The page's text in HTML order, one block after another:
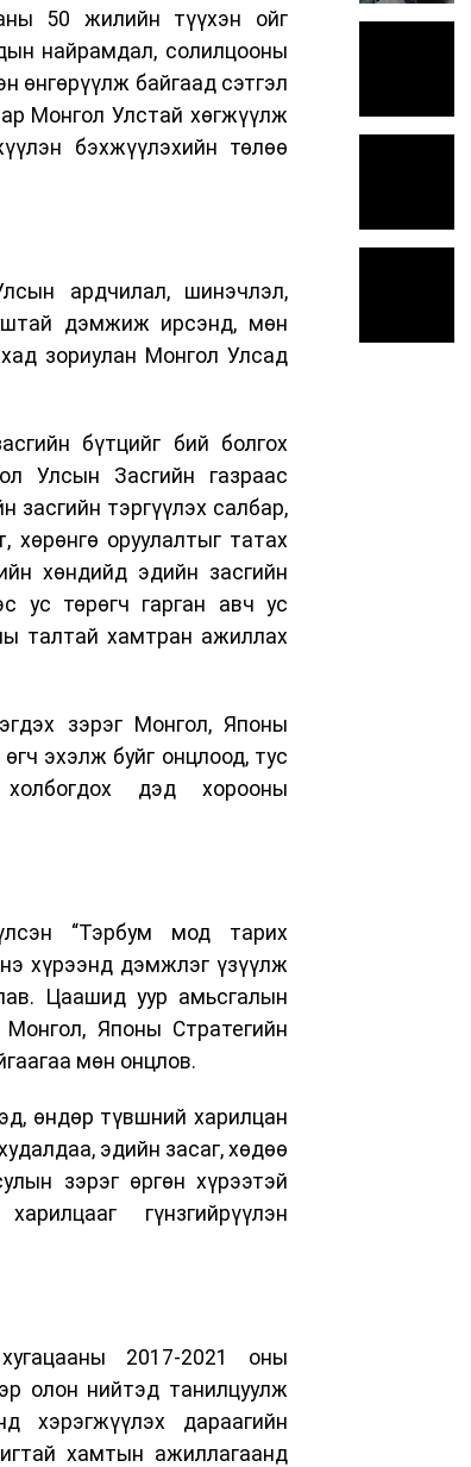
50 жилийн түүхэн ойг
найрамдал, солилцооны
өнгөрүүлж байгаад сэтгэл
Монгол Улстай хөгжүүлж
бэхжүүлэхийн төлөө
ардчилал, шинэчлэл,
дэмжиж ирсэнд, мөн
зориулан Монгол Улсад
бүтцийг бий болгох
Улсын Засгийн газраас
засгийн тэргүүлэх салбар,
хөрөнгө оруулалтыг татах
хөндийд эдийн засгийн
ус төрөгч гарган авч ус
талтай хамтран ажиллах
зэрэг Монгол, Японы
эхэлж буйг онцлоод, тус
холбогдох дэд хорооны
“Тэрбум мод тарих
хүрээнд дэмжлэг үзүүлж
Цаашид уур амьсгалын
Японы Стратегийн
мөн онцлов.
өндөр түвшний харилцан
эдийн засаг, хөдөө
зэрэг өргөн хүрээтэй
гүнзгийрүүлэн
2017-2021 оны
олон нийтэд танилцуулж
хэрэгжүүлэх дараагийн
хамтын ажиллагаанд